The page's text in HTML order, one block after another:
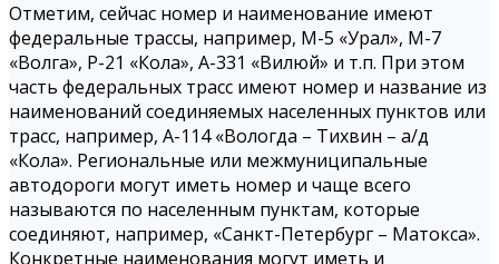
Отметим, сейчас номер и наименование имеют
федеральные трассы, например, М-5 «Урал», М-7
«Волга», Р-21 «Кола», А-331 «Вилюй» и т.п. При этом
часть федеральных трасс имеют номер и название из
наименований соединяемых населенных пунктов или
трасс, например, А-114 «Вологда – Тихвин – а/д
«Кола». Региональные или межмуниципальные
автодороги могут иметь номер и чаще всего
называются по населенным пунктам, которые
соединяют, например, «Санкт-Петербург – Матокса».
Конкретные наименования могут иметь и